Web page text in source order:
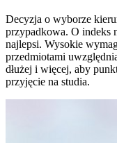
Decyzja o wyborze
przypadkowa. O indeks
najlepsi. Wysokie
przedmiotami
dłużej i więcej, aby
przyjęcie na studia.